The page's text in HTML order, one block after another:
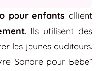
pour enfants allient
. Ils utilisent des
les jeunes auditeurs.
Sonore pour Bébé”